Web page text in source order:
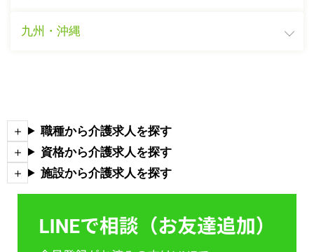
九州・沖縄
職種から介護求人を探す
資格から介護求人を探す
施設から介護求人を探す